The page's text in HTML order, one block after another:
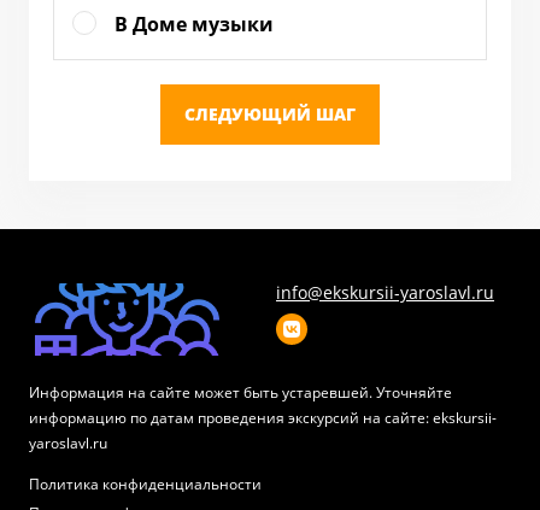
В Доме музыки
СЛЕДУЮЩИЙ ШАГ
info@ekskursii-yaroslavl.ru
Информация на сайте может быть устаревшей. Уточняйте
информацию по датам проведения экскурсий на сайте: ekskursii-
yaroslavl.ru
Политика конфиденциальности